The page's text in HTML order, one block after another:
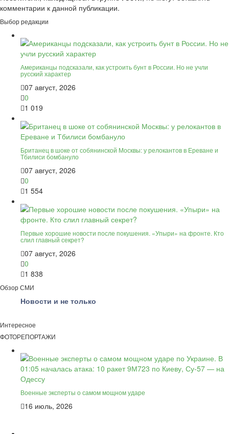
комментарии к данной публикации.
Выбор редакции
Американцы подсказали, как устроить бунт в России. Но не учли
русский характер
07 август, 2026
0
1 019
Британец в шоке от собянинской Москвы: у релокантов в Ереване и
Тбилиси бомбануло
07 август, 2026
0
1 554
Первые хорошие новости после покушения. «Упыри» на фронте. Кто
слил главный секрет?
07 август, 2026
0
1 838
Обзор СМИ
Новости и не только
Интересное
ФОТОРЕПОРТАЖИ
Военные эксперты о самом мощном ударе
16 июль, 2026